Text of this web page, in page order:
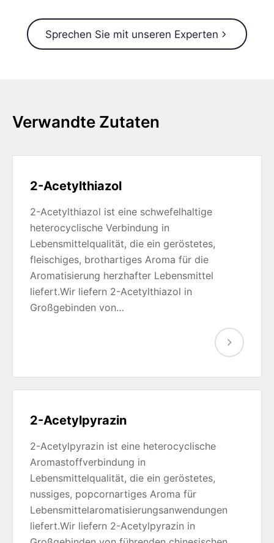
Sprechen Sie mit unseren Experten
Verwandte Zutaten
2-Acetylthiazol
2-Acetylthiazol ist eine schwefelhaltige
heterocyclische Verbindung in
Lebensmittelqualität, die ein geröstetes,
fleischiges, brothartiges Aroma für die
Aromatisierung herzhafter Lebensmittel
liefert.Wir liefern 2-Acetylthiazol in
Großgebinden von…
2-Acetylpyrazin
2-Acetylpyrazin ist eine heterocyclische
Aromastoffverbindung in
Lebensmittelqualität, die ein geröstetes,
nussiges, popcornartiges Aroma für
Lebensmittelaromatisierungsanwendungen
liefert.Wir liefern 2-Acetylpyrazin in